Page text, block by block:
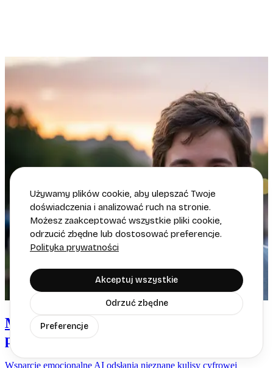
Używamy plików cookie, aby ulepszać Twoje
doświadczenia i analizować ruch na stronie.
Możesz zaakceptować wszystkie pliki cookie,
odrzucić zbędne lub dostosować preferencje.
Polityka prywatności
Akceptuj wszystkie
Odrzuć zbędne
Preferencje
ME i wsparcie emocjonalne AI: kiedy
pomaga, a kiedy szkodzi
Wsparcie emocjonalne AI odsłania nieznane kulisy cyfrowej